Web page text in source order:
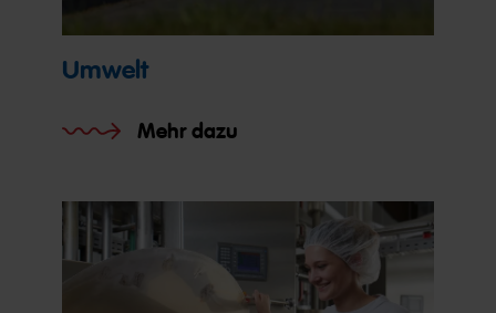
Umwelt
Mehr dazu